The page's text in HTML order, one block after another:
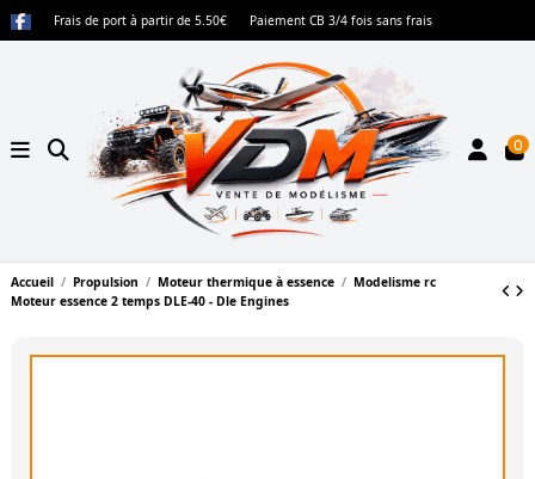
Frais de port à partir de 5.50€ Paiement CB 3/4 fois sans frais
0
Accueil Propulsion Moteur thermique à essence
Modelisme rc
Moteur essence 2 temps DLE-40 - Dle Engines